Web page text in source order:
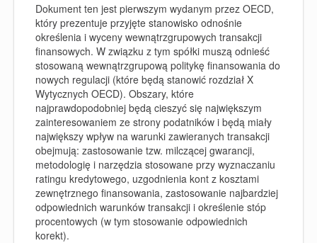
Dokument ten jest pierwszym wydanym przez OECD,
który prezentuje przyjęte stanowisko odnośnie
określenia i wyceny wewnątrzgrupowych transakcji
finansowych. W związku z tym spółki muszą odnieść
stosowaną wewnątrzgrupową politykę finansowania do
nowych regulacji (które będą stanowić rozdział X
Wytycznych OECD). Obszary, które
najprawdopodobniej będą cieszyć się największym
zainteresowaniem ze strony podatników i będą miały
największy wpływ na warunki zawieranych transakcji
obejmują: zastosowanie tzw. milczącej gwarancji,
metodologię i narzędzia stosowane przy wyznaczaniu
ratingu kredytowego, uzgodnienia kont z kosztami
zewnętrznego finansowania, zastosowanie najbardziej
odpowiednich warunków transakcji i określenie stóp
procentowych (w tym stosowanie odpowiednich
korekt).